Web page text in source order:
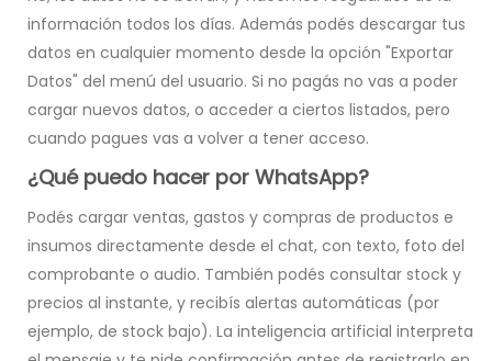
información todos los días. Además podés descargar tus
datos en cualquier momento desde la opción "Exportar
Datos" del menú del usuario. Si no pagás no vas a poder
cargar nuevos datos, o acceder a ciertos listados, pero
cuando pagues vas a volver a tener acceso.
¿Qué puedo hacer por WhatsApp?
Podés cargar ventas, gastos y compras de productos e
insumos directamente desde el chat, con texto, foto del
comprobante o audio. También podés consultar stock y
precios al instante, y recibís alertas automáticas (por
ejemplo, de stock bajo). La inteligencia artificial interpreta